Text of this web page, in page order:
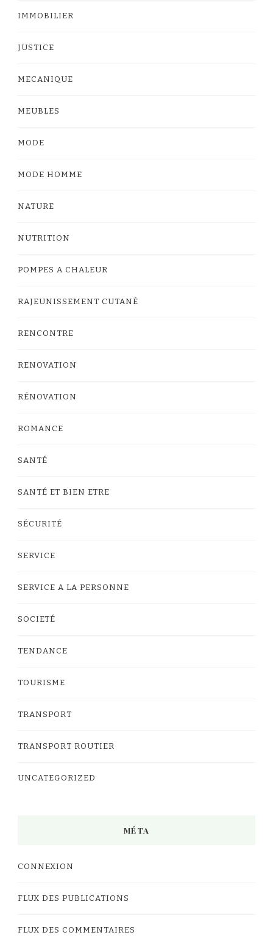
IMMOBILIER
JUSTICE
MECANIQUE
MEUBLES
MODE
MODE HOMME
NATURE
NUTRITION
POMPES A CHALEUR
RAJEUNISSEMENT CUTANÉ
RENCONTRE
RENOVATION
RÉNOVATION
ROMANCE
SANTÉ
SANTÉ ET BIEN ETRE
SÉCURITÉ
SERVICE
SERVICE A LA PERSONNE
SOCIETÉ
TENDANCE
TOURISME
TRANSPORT
TRANSPORT ROUTIER
UNCATEGORIZED
MÉTA
CONNEXION
FLUX DES PUBLICATIONS
FLUX DES COMMENTAIRES